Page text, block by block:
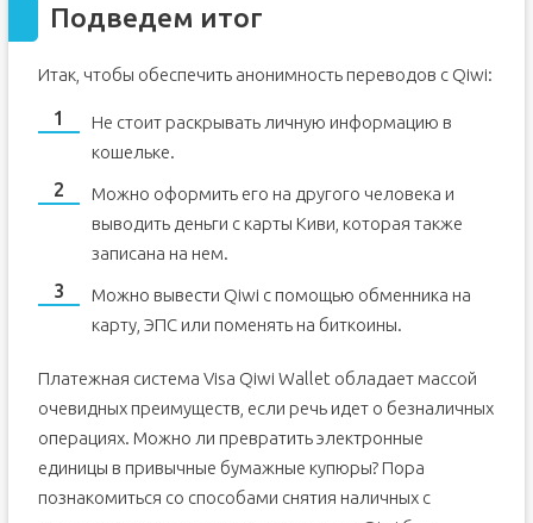
Подведем итог
Итак, чтобы обеспечить анонимность переводов с Qiwi:
Не стоит раскрывать личную информацию в
кошельке.
Можно оформить его на другого человека и
выводить деньги с карты Киви, которая также
записана на нем.
Можно вывести Qiwi с помощью обменника на
карту, ЭПС или поменять на биткоины.
Платежная система Visa Qiwi Wallet обладает массой
очевидных преимуществ, если речь идет о безналичных
операциях. Можно ли превратить электронные
единицы в привычные бумажные купюры? Пора
познакомиться со способами снятия наличных с